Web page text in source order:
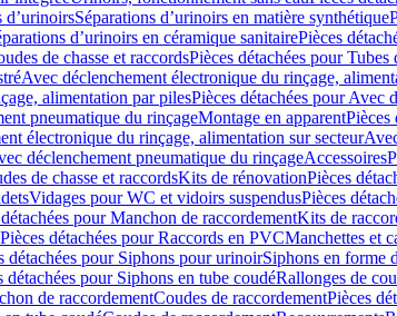
d’urinoirsSéparations d’urinoirs en matière synthétique
d’urinoirs en céramique sanitairePièces
de chasse et raccordsPièces détachées pour Tubes
Avec déclenchement électronique du rinçage,
alimentation par pilesPièces détachées pour Avec
pneumatique du rinçageMontage en apparentPièces
électronique du rinçage, alimentation sur secteur
déclenchement pneumatique du rinçageAccessoires
de chasse et raccordsKits de rénovationPièces
Vidages pour WC et vidoirs suspendusPièces
pour Manchon de raccordementKits de
Pièces détachées pour Raccords en PVCManchettes et
détachées pour Siphons pour urinoirSiphons en forme
détachées pour Siphons en tube coudéRallonges de
de raccordementCoudes de raccordementPièces